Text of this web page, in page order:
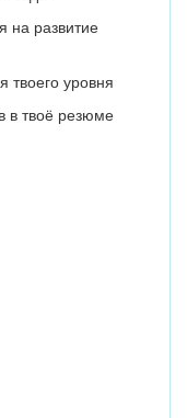
на развитие
твоего уровня
в твоё резюме